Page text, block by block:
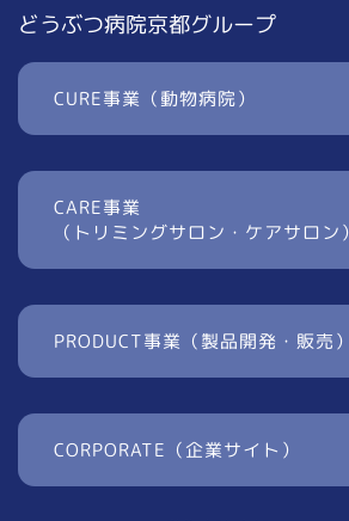
どうぶつ病院京都グループ
CURE事業（動物病院）
CARE事業
（トリミングサロン・ケアサロン）
PRODUCT事業（製品開発・販売）
CORPORATE（企業サイト）